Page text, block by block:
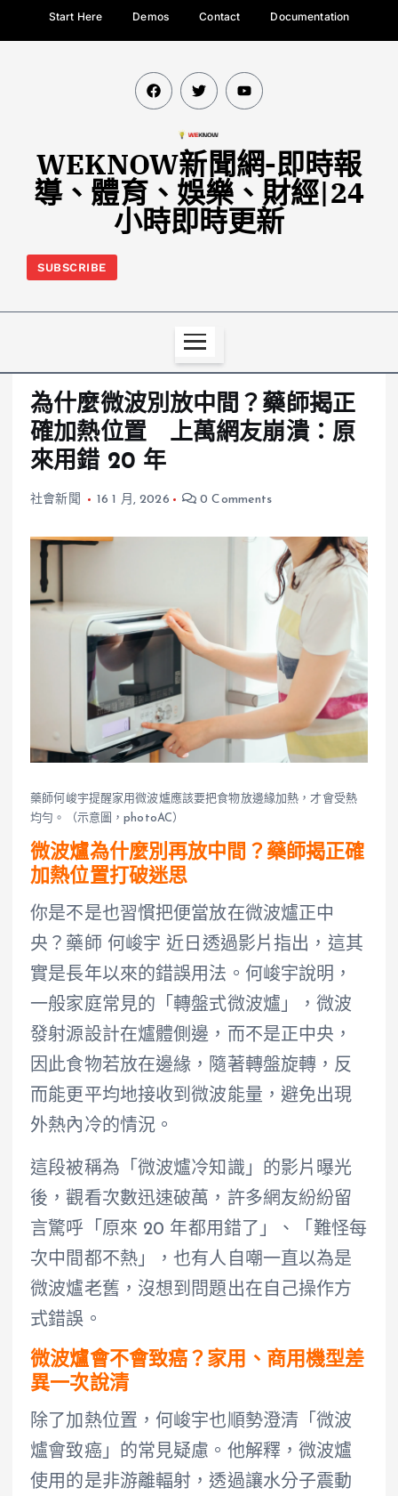
Start Here Demos Contact Documentation
WEKNOW新聞網-即時報
導、體育、娛樂、財經|24
小時即時更新
SUBSCRIBE
為什麼微波別放中間？藥師揭正
確加熱位置 上萬網友崩潰：原
來用錯 20 年
社會新聞 16 1 月, 2026 0 Comments
藥師何峻宇提醒家用微波爐應該要把食物放邊緣加熱，才會受熱
均勻。（示意圖，photoAC）
微波爐為什麼別再放中間？藥師揭正確
加熱位置打破迷思
你是不是也習慣把便當放在微波爐正中
央？藥師 何峻宇 近日透過影片指出，這其
實是長年以來的錯誤用法。何峻宇說明，
一般家庭常見的「轉盤式微波爐」，微波
發射源設計在爐體側邊，而不是正中央，
因此食物若放在邊緣，隨著轉盤旋轉，反
而能更平均地接收到微波能量，避免出現
外熱內冷的情況。
這段被稱為「微波爐冷知識」的影片曝光
後，觀看次數迅速破萬，許多網友紛紛留
言驚呼「原來 20 年都用錯了」、「難怪每
次中間都不熱」，也有人自嘲一直以為是
微波爐老舊，沒想到問題出在自己操作方
式錯誤。
微波爐會不會致癌？家用、商用機型差
異一次說清
除了加熱位置，何峻宇也順勢澄清「微波
爐會致癌」的常見疑慮。他解釋，微波爐
使用的是非游離輻射，透過讓水分子震動